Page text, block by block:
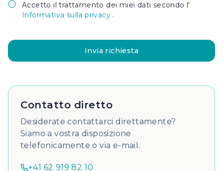
Accetto il trattamento dei miei dati secondo l'
Informativa sulla privacy .
Invia richiesta
Contatto diretto
Desiderate contattarci direttamente?
Siamo a vostra disposizione
telefonicamente o via e-mail.
+41 62 919 82 10